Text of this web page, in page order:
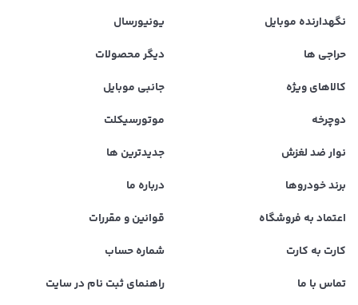
نگهدارنده موبایل
یونیورسال
حراجی ها
دیگر محصولات
کالاهای ویژه
جانبی موبایل
دوچرخه
موتورسیکلت
نوار ضد لغزش
جدیدترین ها
برند خودروها
درباره ما
اعتماد به فروشگاه
قوانین و مقررات
کارت به کارت
شماره حساب
تماس با ما
راهنمای ثبت نام در سایت